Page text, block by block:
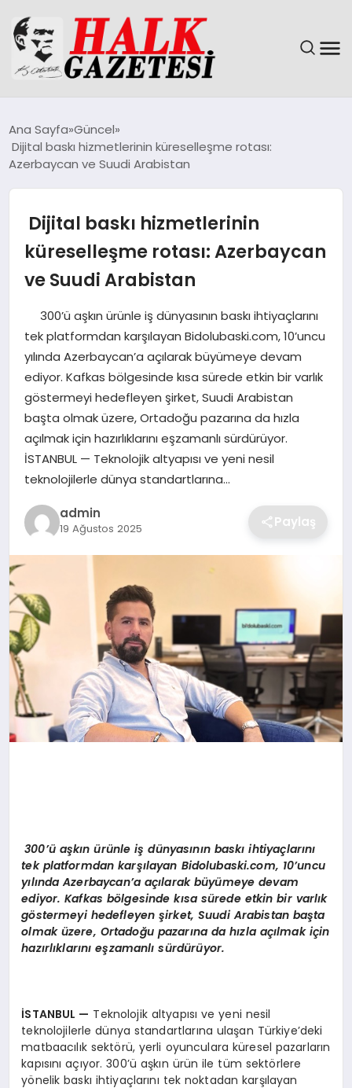
DÜNYA
EKONOMI
MAGAZIN
SAĞLIK
SIYASET
SPOR
TEKNOLOJI
YAŞAM
Ana Sayfa Güncel
Dijital baskı hizmetlerinin küreselleşme rotası:
Azerbaycan ve Suudi Arabistan
Dijital baskı hizmetlerinin
küreselleşme rotası: Azerbaycan
ve Suudi Arabistan
300’ü aşkın ürünle iş dünyasının baskı ihtiyaçlarını
tek platformdan karşılayan Bidolubaski.com, 10’uncu
yılında Azerbaycan’a açılarak büyümeye devam
ediyor. Kafkas bölgesinde kısa sürede etkin bir varlık
göstermeyi hedefleyen şirket, Suudi Arabistan
başta olmak üzere, Ortadoğu pazarına da hızla
açılmak için hazırlıklarını eşzamanlı sürdürüyor.
İSTANBUL — Teknolojik altyapısı ve yeni nesil
teknolojilerle dünya standartlarına…
admin
19 Ağustos 2025 Paylaş
300’ü aşkın ürünle iş dünyasının baskı ihtiyaçlarını
tek platformdan karşılayan Bidolubaski.com, 10’uncu
yılında Azerbaycan’a açılarak büyümeye devam
ediyor. Kafkas bölgesinde kısa sürede etkin bir varlık
göstermeyi hedefleyen şirket, Suudi Arabistan başta
olmak üzere, Ortadoğu pazarına da hızla açılmak için
hazırlıklarını eşzamanlı sürdürüyor.
İSTANBUL — Teknolojik altyapısı ve yeni nesil
teknolojilerle dünya standartlarına ulaşan Türkiye’deki
matbaacılık sektörü, yerli oyunculara küresel pazarların
kapısını açıyor. 300’ü aşkın ürün ile tüm sektörlere
yönelik baskı ihtiyaçlarını tek noktadan karşılayan